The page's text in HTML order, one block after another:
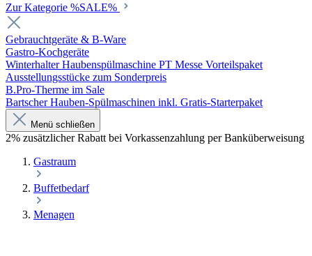
Zur Kategorie %SALE%
Gebrauchtgeräte & B-Ware
Gastro-Kochgeräte
Winterhalter Haubenspülmaschine PT Messe Vorteilspaket
Ausstellungsstücke zum Sonderpreis
B.Pro-Therme im Sale
Bartscher Hauben-Spülmaschinen inkl. Gratis-Starterpaket
Menü schließen
2% zusätzlicher Rabatt bei Vorkassenzahlung per Banküberweisung
Gastraum
Buffetbedarf
Menagen